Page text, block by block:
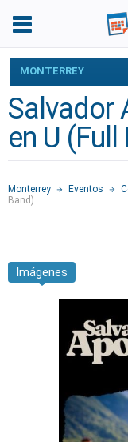
MONTERREY
Salvador
en U (Full
Monterrey Eventos
Band)
Imágenes